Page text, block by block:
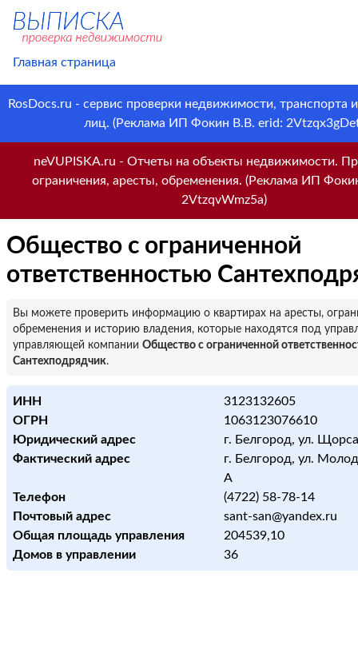
Главная страница
RosDocs.ru - сервис проверки недвижимости, транспорта
лиц. (Реклама ИП Фокин В.В. erid:
neVUPISKA.ru - Отчеты на объекты недвижимости.
ограничения, аресты, обременения. (Реклама ИП
2VtzqvWmz5a)
Общество с ограниченной
ответственностью
Вы можете проверить информацию о квартирах на аресты,
обременения и историю владения, которые находятся под
управляющей компании Общество с ограниченной
Сантехподрядчик.
ИНН
3123132605
ОГРН
1063123076610
Юридический адрес
г. Белгород, ул.
Фактический адрес
г. Белгород, ул.
А
Телефон
(4722) 58-78-14
Почтовый адрес
sant-san@yandex.ru
Общая площадь управления
204539,10
Домов в управлении
36